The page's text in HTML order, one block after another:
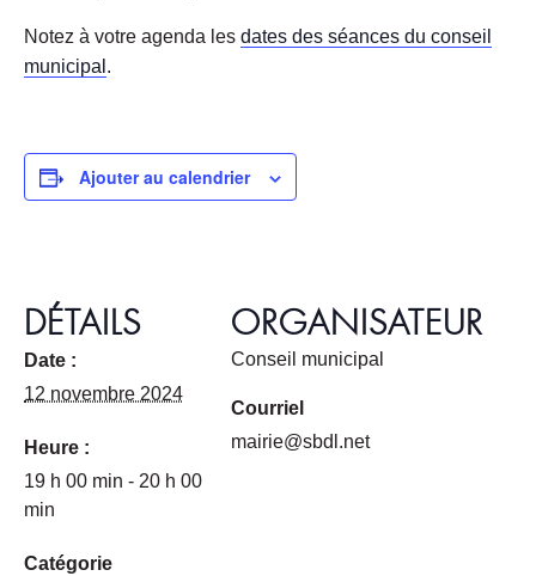
Notez à votre agenda les dates des séances du conseil
municipal .
Ajouter au calendrier
DÉTAILS
Date :
12 novembre 2024
Heure :
19 h 00 min - 20 h 00
min
Catégorie
ORGANISATEUR
Conseil municipal
Courriel
mairie@sbdl.net